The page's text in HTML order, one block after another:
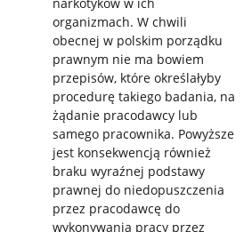
organizmach. W chwili
obecnej w polskim porządku
prawnym nie ma bowiem
przepisów, które określałyby
procedurę takiego badania, na
żądanie pracodawcy lub
samego pracownika. Powyższe
jest konsekwencją również
braku wyraźnej podstawy
prawnej do niedopuszczenia
przez pracodawcę do
wykonywania pracy przez